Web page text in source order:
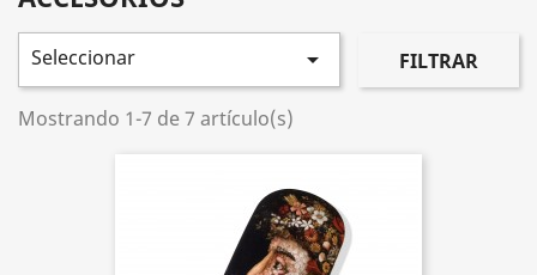
Seleccionar  FILTRAR
Mostrando 1-7 de 7 artículo(s)